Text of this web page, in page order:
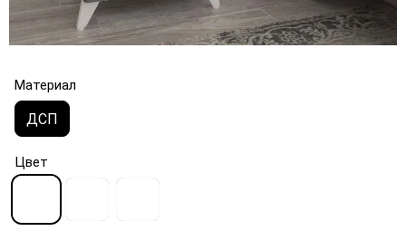
Материал
ДСП
Цвет